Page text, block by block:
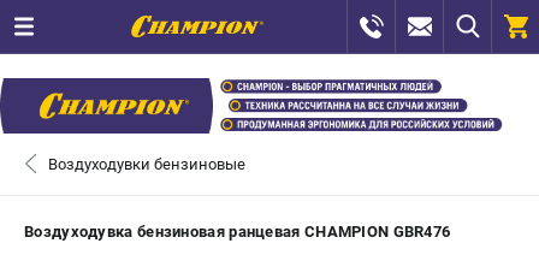
0
Воздуходувки бензиновые
Воздуходувка бензиновая ранцевая CHAMPION GBR476